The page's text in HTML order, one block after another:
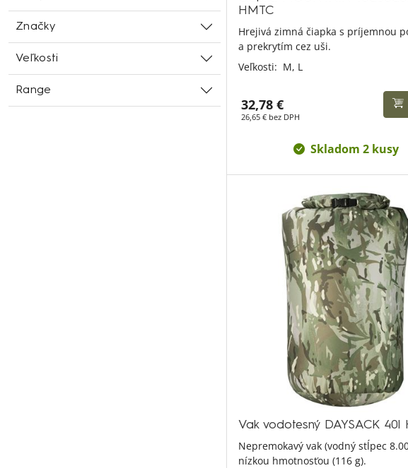
Značky
Veľkosti
Range
HMTC
Hrejivá zimná čiapka s príjemnou
a prekrytím cez uši.
Veľkosti: M, L
32,78 €
26,65 € bez DPH
Skladom 2 kusy
Vak vodotesný DAYSACK 40l
Nepremokavý vak (vodný stĺpec
nízkou hmotnosťou (116 g).